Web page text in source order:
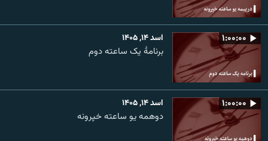
۱:۰۰:۰۰ اسد ۱۴, ۱۴۰۵
برنامۀ یک ساعته دوم
۱:۰۰:۰۰ اسد ۱۴, ۱۴۰۵
دوهمه یو ساعته خپرونه